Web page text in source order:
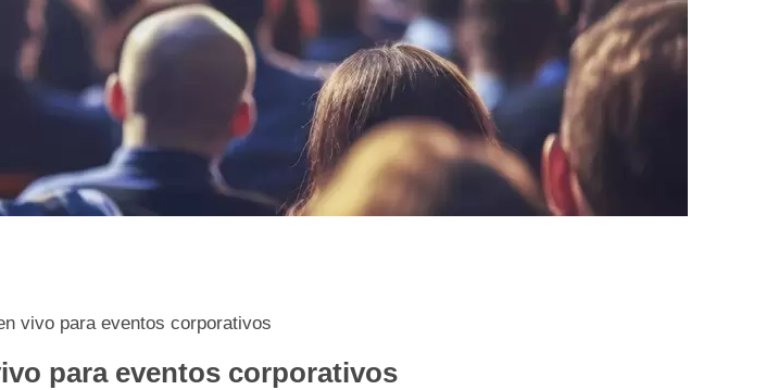
vivo para eventos corporativos
para eventos corporativos